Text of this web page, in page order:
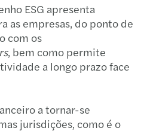
ESG apresenta
as empresas, do ponto de
com os
, bem como permite
a longo prazo face
a tornar-se
jurisdições, como é o